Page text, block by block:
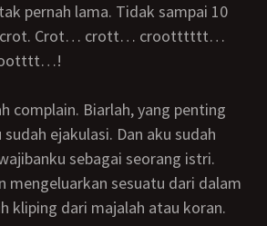
pernah lama. Tidak sampai 10
Crot… crott… crootttttt…
ejakulasi. Dan aku sudah
sebagai seorang istri.
kliping dari majalah atau koran.